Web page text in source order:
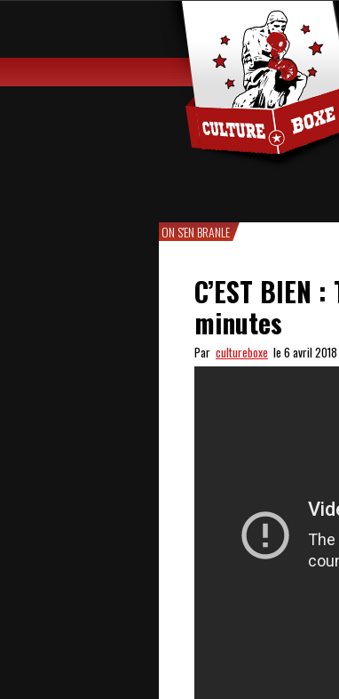
ON S'EN BRANLE
C’EST BIEN
minutes
Par cultureboxe le 6 avril 2018